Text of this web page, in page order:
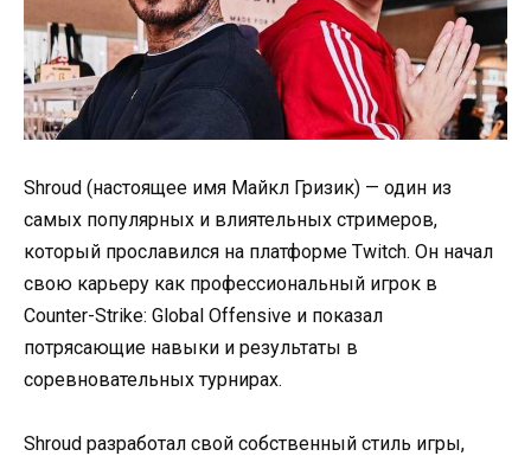
Shroud (настоящее имя Майкл Гризик) — один из
самых популярных и влиятельных стримеров,
который прославился на платформе Twitch. Он начал
свою карьеру как профессиональный игрок в
Counter-Strike: Global Offensive и показал
потрясающие навыки и результаты в
соревновательных турнирах.
Shroud разработал свой собственный стиль игры,